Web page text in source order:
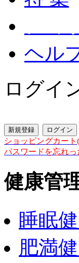
ヘル
ログイ
ショッピングカート
パスワードを忘れっ
健康管
睡眠
肥満